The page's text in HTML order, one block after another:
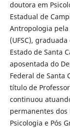
doutora em
Estadual de
Antropologia pela
(UFSC),
Estado de Santa
aposentada do
Federal de Santa
título de
continuou
permanentes dos
Psicologia e Pós